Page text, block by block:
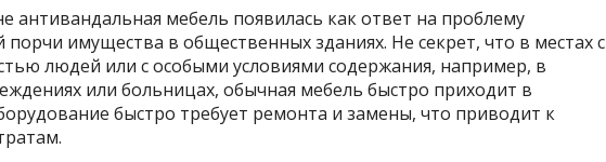
антивандальная мебель появилась как ответ на проблему
порчи имущества в общественных зданиях. Не секрет, что в местах с
людей или с особыми условиями содержания, например, в
или больницах, обычная мебель быстро приходит в
быстро требует ремонта и замены, что приводит к